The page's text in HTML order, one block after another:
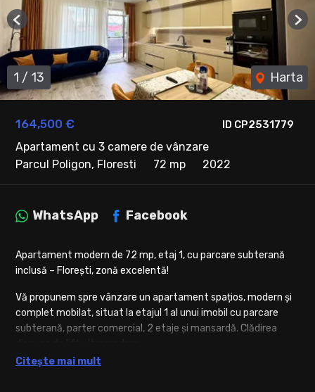
ID CP2531779
164,500 €
Apartament cu 3 camere de vânzare
Parcul Poligon, Floresti
72 mp 2022
1 / 13 Harta
Previous
WhatsApp Facebook
Apartament modern de 72 mp, etaj 1, cu parcare subterană
inclusă – Florești, zonă excelentă!
Vă propunem spre vânzare un apartament spațios, modern și
complet mobilat, situat la etajul 1 al unui imobil cu parcare
subterană, parter comercial, 2 etaje și mansardă. Clădirea
Detalii apartament (72 mp utili + balcon de 6 mp):
Citește mai mult